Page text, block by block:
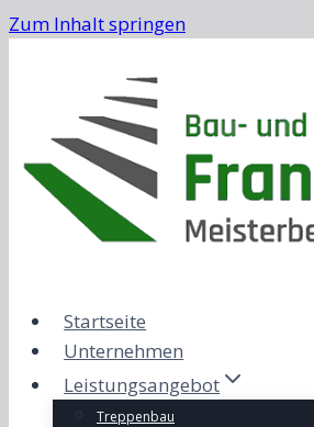
Zum Inhalt springen
Startseite
Unternehmen
Leistungsangebot
Treppenbau